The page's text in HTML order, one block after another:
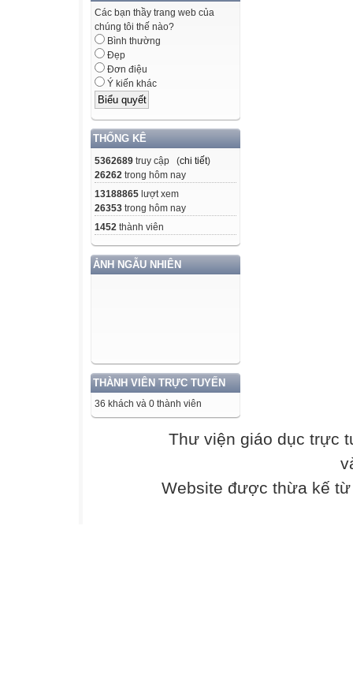
Các bạn thầy trang web của
chúng tôi thế nào?
Bình thường
Đẹp
Đơn điệu
Ý kiến khác
THỐNG KÊ
5362689 truy cập (chi tiết)
26262 trong hôm nay
13188865 lượt xem
26353 trong hôm nay
1452 thành viên
ẢNH NGẪU NHIÊN
THÀNH VIÊN TRỰC TUYẾN
36 khách và 0 thành viên
Đơn vị tổ chức:
Thư viện giáo dục trực
Website được thừa kế